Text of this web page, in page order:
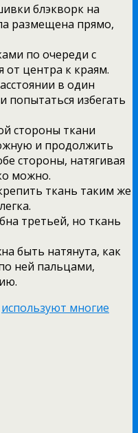
блэкворк на
размещена прямо,
по очереди с
от центра к краям.
в один
попытаться избегать
стороны ткани
и продолжить
стороны, натягивая
можно.
ткань таким же
третьей, но ткань
быть натянута, как
ней пальцами,
используют многие